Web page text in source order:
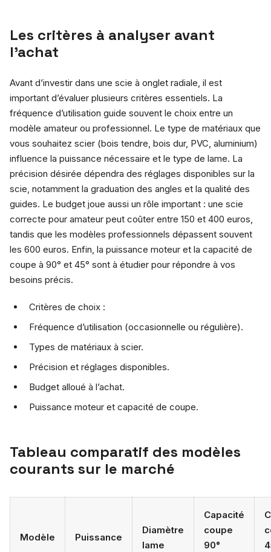
Les critères à analyser avant
l’achat
Avant d’investir dans une scie à onglet radiale, il est
important d’évaluer plusieurs critères essentiels. La
fréquence d’utilisation guide souvent le choix entre un
modèle amateur ou professionnel. Le type de matériaux que
vous souhaitez scier (bois tendre, bois dur, PVC, aluminium)
influence la puissance nécessaire et le type de lame. La
précision désirée dépendra des réglages disponibles sur la
scie, notamment la graduation des angles et la qualité des
guides. Le budget joue aussi un rôle important : une scie
correcte pour amateur peut coûter entre 150 et 400 euros,
tandis que les modèles professionnels dépassent souvent
les 600 euros. Enfin, la puissance moteur et la capacité de
coupe à 90° et 45° sont à étudier pour répondre à vos
besoins précis.
Critères de choix :
Fréquence d’utilisation (occasionnelle ou régulière).
Types de matériaux à scier.
Précision et réglages disponibles.
Budget alloué à l’achat.
Puissance moteur et capacité de coupe.
Tableau comparatif des modèles
courants sur le marché
Modèle Puissance
Diamètre
lame
Capacité
coupe
90°